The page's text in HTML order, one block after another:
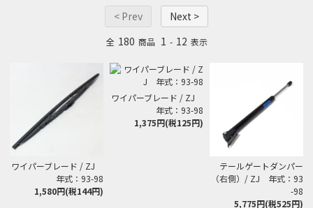
< Prev Next >
全 180 商品 1 - 12 表示
ワイパーブレード / ZJ
年式：93-98
1,580円(税144円)
ワイパーブレード / ZJ
年式：93-98
1,375円(税125円)
テールゲートダンパー
（右側）/ ZJ 年式：93
-98
5,775円(税525円)